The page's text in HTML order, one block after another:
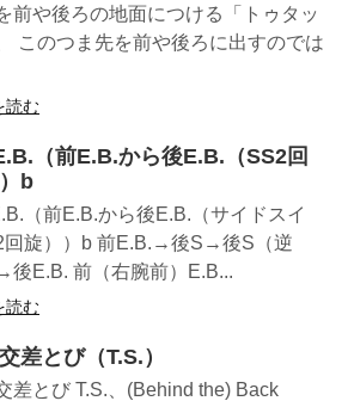
前や後ろの地面につける「トゥタッ
このつま先を前や後ろに出すのでは
読む
（前E.B.から後E.B.（SS2回
b
（前E.B.から後E.B.（サイドスイ
回旋））b 前E.B.→後S→後S（逆
後E.B. 前（右腕前）E.B...
読む
差とび（T.S.）
差とび T.S.、(Behind the) Back